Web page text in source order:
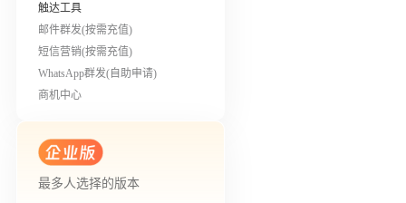
触达工具
邮件群发(按需充值)
短信营销(按需充值)
WhatsApp群发(自助申请)
商机中心
最多人选择的版本